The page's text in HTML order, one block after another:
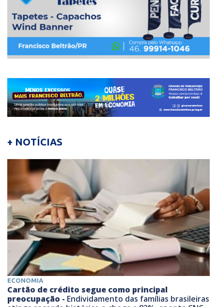
+ NOTÍCIAS
ECONOMIA
Cartão de crédito segue como principal
preocupação - Endividamento das famílias brasileiras